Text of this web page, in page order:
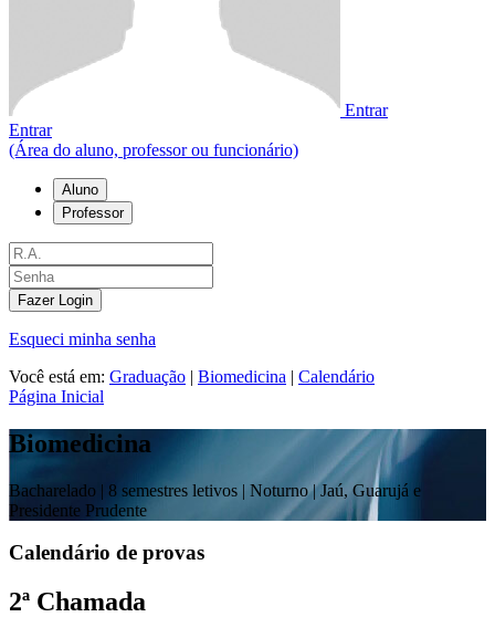
Entrar
Entrar
(Área do aluno, professor ou funcionário)
Aluno
Professor
Fazer Login
Esqueci minha senha
Você está em: Graduação | Biomedicina | Calendário
Página Inicial
Biomedicina
Bacharelado | 8 semestres letivos | Noturno| Jaú, Guarujá e
Presidente Prudente
Calendário de provas
2ª Chamada